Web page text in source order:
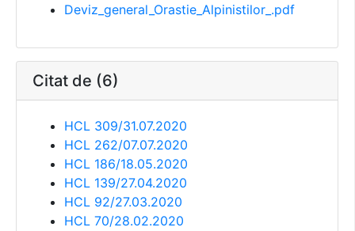
Deviz_general_Orastie_Alpinistilor_.pdf
Citat de (6)
HCL 309/31.07.2020
HCL 262/07.07.2020
HCL 186/18.05.2020
HCL 139/27.04.2020
HCL 92/27.03.2020
HCL 70/28.02.2020